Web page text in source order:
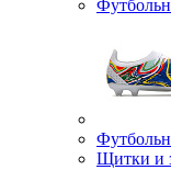
Щитки и